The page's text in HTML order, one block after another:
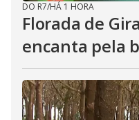
DO R7/HÁ 1 HORA
Florada de
encanta pela